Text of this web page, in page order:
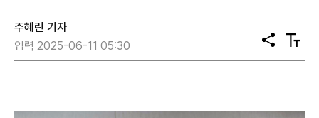
주혜린 기자
입력 2025-06-11 05:30
공
유
텍
스